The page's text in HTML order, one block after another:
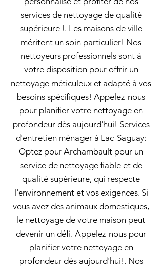
services de nettoyage de qualité
supérieure !. Les maisons de ville
méritent un soin particulier! Nos
nettoyeurs professionnels sont à
votre disposition pour offrir un
nettoyage méticuleux et adapté à vos
besoins spécifiques! Appelez-nous
pour planifier votre nettoyage en
profondeur dès aujourd'hui! Services
d'entretien ménager à Lac-Saguay:
Optez pour Archambault pour un
service de nettoyage fiable et de
qualité supérieure, qui respecte
l'environnement et vos exigences. Si
vous avez des animaux domestiques,
le nettoyage de votre maison peut
devenir un défi. Appelez-nous pour
planifier votre nettoyage en
profondeur dès aujourd'hui!. Nos